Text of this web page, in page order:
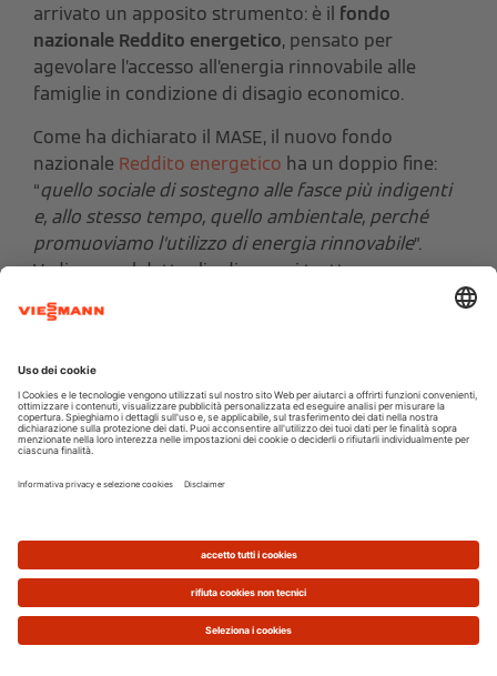
arrivato un apposito strumento: è il fondo
nazionale Reddito energetico, pensato per
agevolare l’accesso all’energia rinnovabile alle
famiglie in condizione di disagio economico.
Come ha dichiarato il MASE, il nuovo fondo
nazionale Reddito energetico ha un doppio fine:
“quello sociale di sostegno alle fasce più indigenti
e, allo stesso tempo, quello ambientale, perché
promuoviamo l’utilizzo di energia rinnovabile”.
Vediamo nel dettaglio di cosa si tratta.